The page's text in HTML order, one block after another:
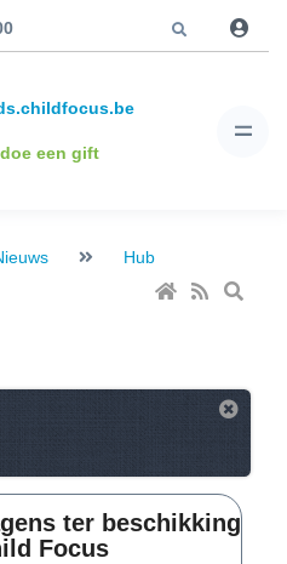
doe een gift
Hub
ter beschikking
Focus